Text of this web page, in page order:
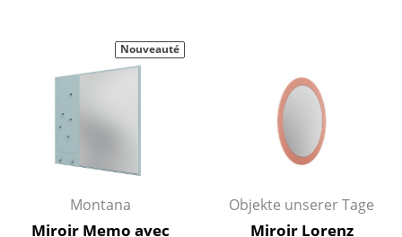
Couvertures
Coussins
Tapis
Montana
Miroir Memo avec
Nouveauté
Objekte unserer Tage
Miroir Lorenz